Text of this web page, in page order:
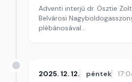
Adventi interjú dr. Osztie
Belvárosi
plébánosával
2025. 12. 12. péntek